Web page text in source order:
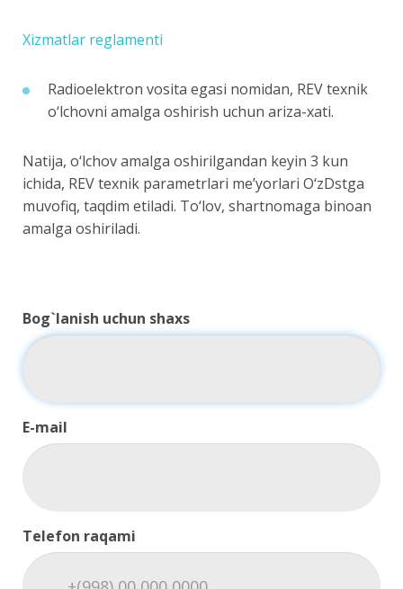
Xizmatlar reglamenti
Radioelektron vosita egasi nomidan, REV texnik
o‘lchovni amalga oshirish uchun ariza-xati.
Natija, o‘lchov amalga oshirilgandan keyin 3 kun
ichida, REV texnik parametrlari me’yorlari O‘zDstga
muvofiq, taqdim etiladi. To‘lov, shartnomaga binoan
amalga oshiriladi.
Bog`lanish uchun shaxs
E-mail
Telefon raqami